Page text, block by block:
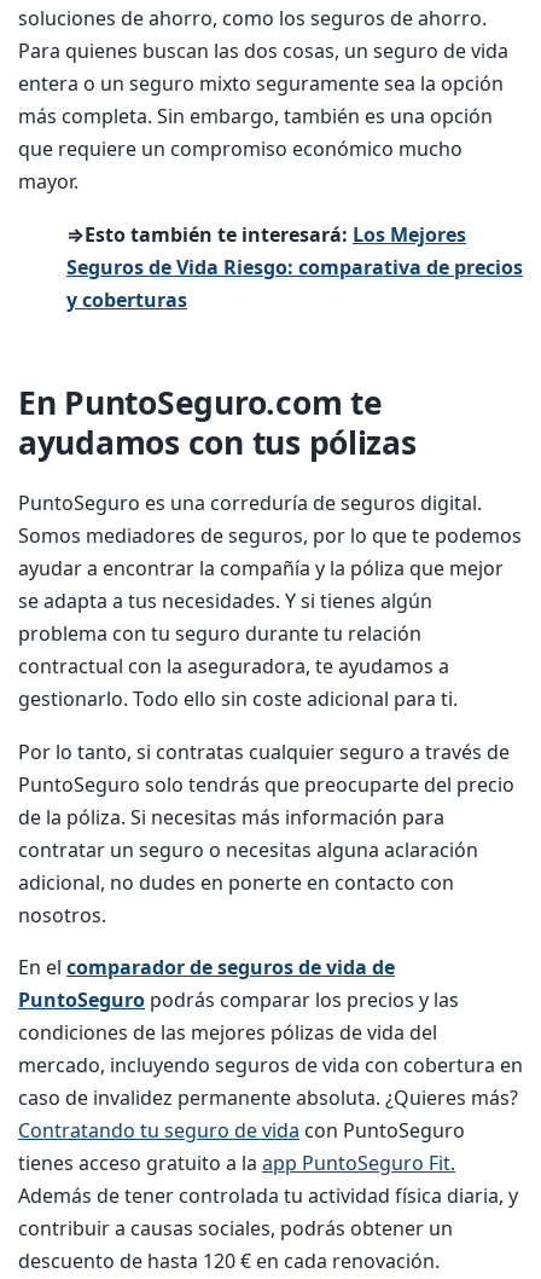
soluciones de ahorro, como los seguros de ahorro.
Para quienes buscan las dos cosas, un seguro de vida
entera o un seguro mixto seguramente sea la opción
más completa. Sin embargo, también es una opción
que requiere un compromiso económico mucho
mayor.
⇒Esto también te interesará: Los Mejores
Seguros de Vida Riesgo: comparativa de precios
y coberturas
En PuntoSeguro.com te
ayudamos con tus pólizas
PuntoSeguro es una correduría de seguros digital.
Somos mediadores de seguros, por lo que te podemos
ayudar a encontrar la compañía y la póliza que mejor
se adapta a tus necesidades. Y si tienes algún
problema con tu seguro durante tu relación
contractual con la aseguradora, te ayudamos a
gestionarlo. Todo ello sin coste adicional para ti.
Por lo tanto, si contratas cualquier seguro a través de
PuntoSeguro solo tendrás que preocuparte del precio
de la póliza. Si necesitas más información para
contratar un seguro o necesitas alguna aclaración
adicional, no dudes en ponerte en contacto con
nosotros.
En el comparador de seguros de vida de
PuntoSeguro podrás comparar los precios y las
condiciones de las mejores pólizas de vida del
mercado, incluyendo seguros de vida con cobertura en
caso de invalidez permanente absoluta. ¿Quieres más?
Contratando tu seguro de vida con PuntoSeguro
tienes acceso gratuito a la app PuntoSeguro Fit.
Además de tener controlada tu actividad física diaria, y
contribuir a causas sociales, podrás obtener un
descuento de hasta 120 € en cada renovación.